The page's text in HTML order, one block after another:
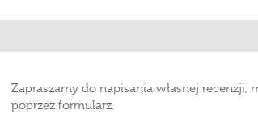
Zapraszamy do napisania własnej recenzji,
poprzez formularz.